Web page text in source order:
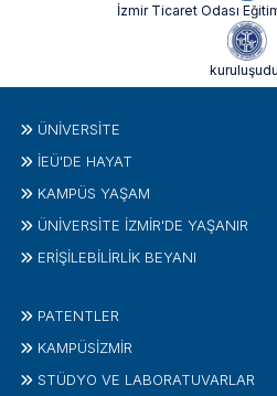
İzmir Ticaret Odası
ÜNIVERSITE
İEÜ'DE HAYAT
KAMPÜS YAŞAM
ÜNİVERSİTE İZMİR'DE YAŞANIR
ERİŞİLEBİLİRLİK BEYANI
PATENTLER
KAMPÜSİZMIR
STÜDYO VE LABORATUVARLAR